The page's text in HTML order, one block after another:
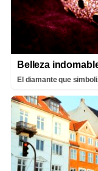
Belleza
El diamante que